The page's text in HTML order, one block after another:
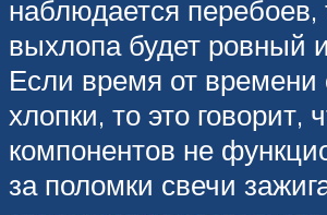
наблюдается перебоев,
выхлопа будет ровный
Если время от
хлопки, то это говорит,
компонентов не
за поломки свечи